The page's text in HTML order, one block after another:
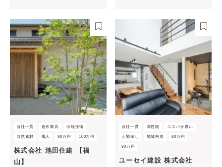
自社一貫 造作家具 伝統技術
自然素材 職人 90万円 100万円
株式会社 池田住建 【福
山】
自社一貫 高性能 コスパが良い
土地探し 地域密着 80万円
90万円
ユーセイ建設 株式会社